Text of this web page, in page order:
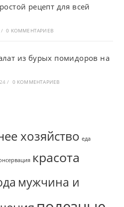
рецепт для всей
/ 0 КОММЕНТАРИЕВ
из бурых помидоров на
/ 0 КОММЕНТАРИЕВ
хозяйство еда
красота
мужчина и